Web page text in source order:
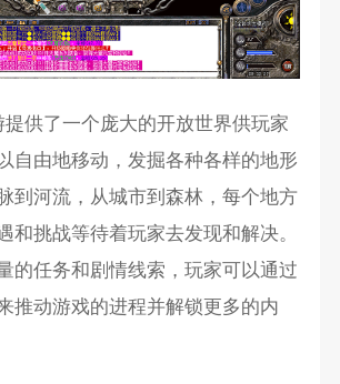
提供了一个庞大的开放世界供玩家
自由地移动，发掘各种各样的地形
到河流，从城市到森林，每个地方
和挑战等待着玩家去发现和解决。
的任务和剧情线索，玩家可以通过
推动游戏的进程并解锁更多的内